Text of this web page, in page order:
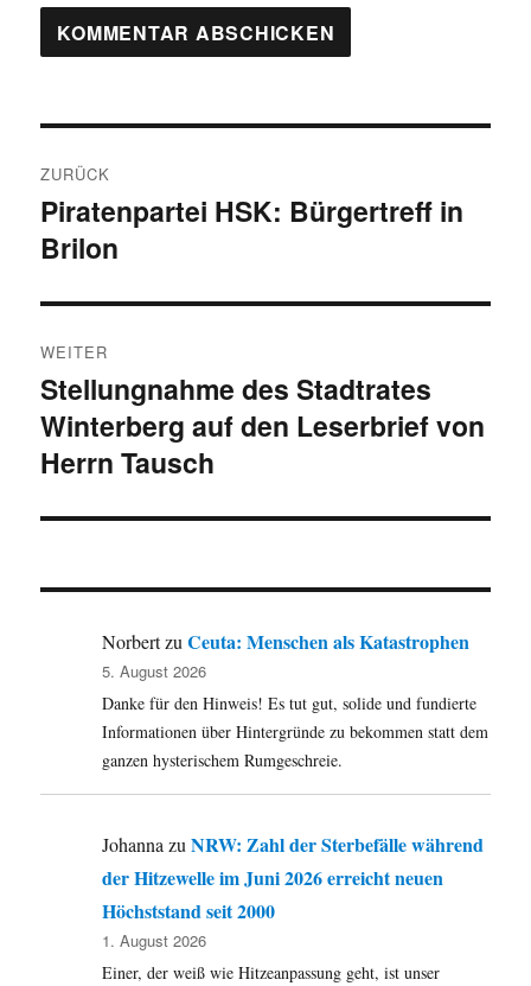
ZURÜCK
Vorheriger
Beitrag:
Piratenpartei HSK: Bürgertreff in
Brilon
WEITER
Nächster
Beitrag:
Stellungnahme des Stadtrates
Winterberg auf den Leserbrief von
Herrn Tausch
NorbertzuCeuta: Menschen als Katastrophen
5. August 2026
Danke für den Hinweis! Es tut gut, solide und fundierte
Informationen über Hintergründe zu bekommen statt dem
ganzen hysterischem Rumgeschreie.
JohannazuNRW: Zahl der Sterbefälle während
der Hitzewelle im Juni 2026 erreicht neuen
Höchststand seit 2000
1. August 2026
Einer, der weiß wie Hitzeanpassung geht, ist unser